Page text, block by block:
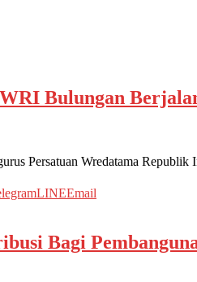
Bulungan
Persatuan Wredatama
LINEEmail
Bagi